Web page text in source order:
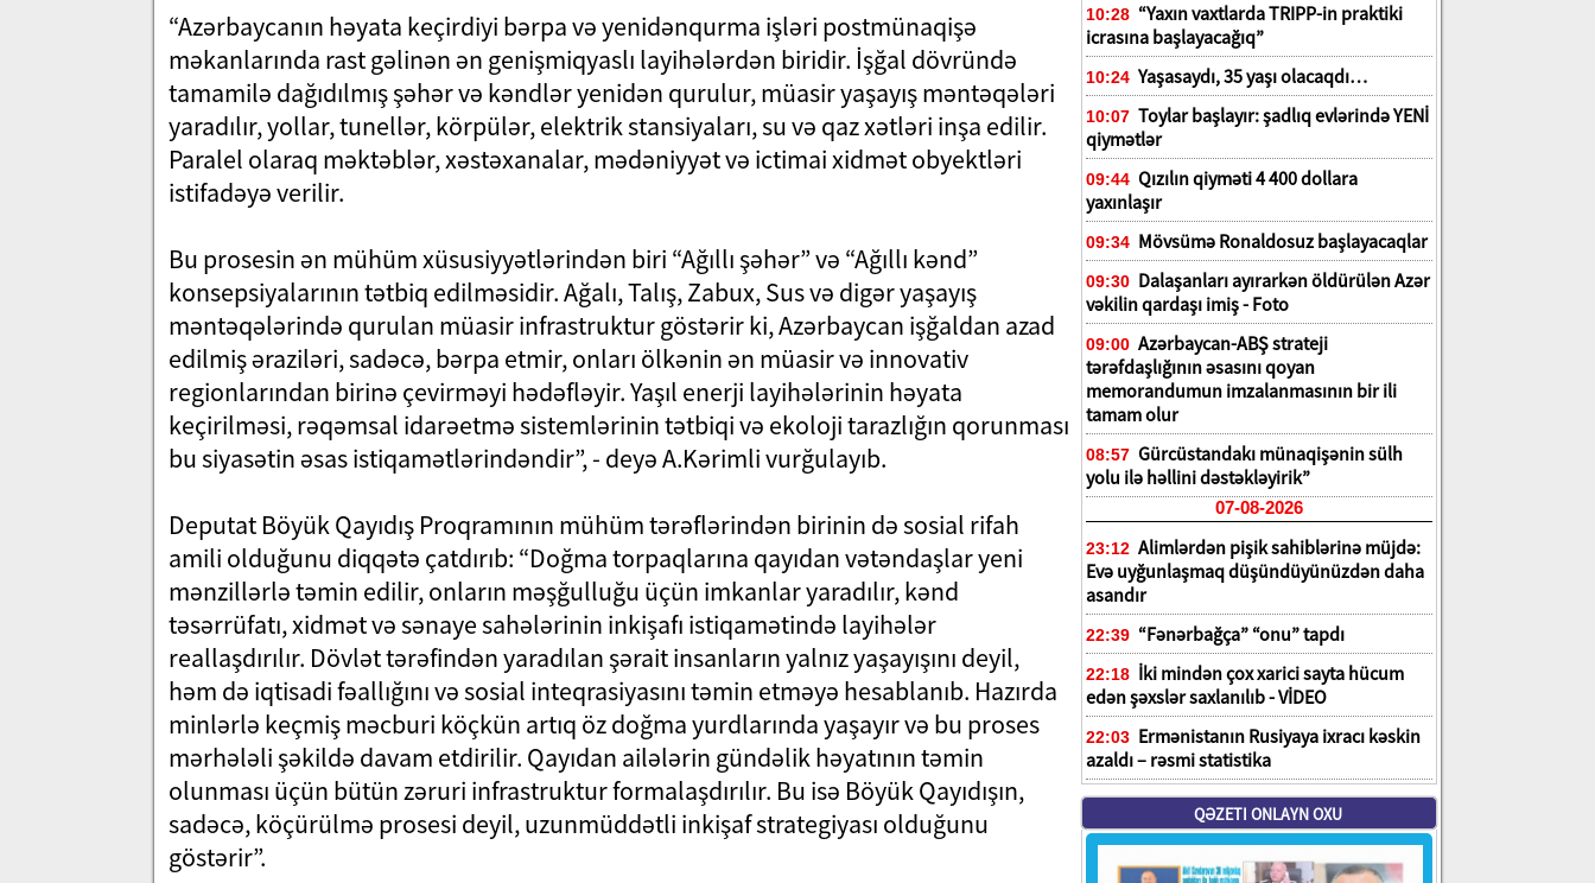
“Azərbaycanın həyata keçirdiyi bərpa və yenidənqurma işləri postmünaqişə
məkanlarında rast gəlinən ən genişmiqyaslı layihələrdən biridir. İşğal dövründə
tamamilə dağıdılmış şəhər və kəndlər yenidən qurulur, müasir yaşayış məntəqələri
yaradılır, yollar, tunellər, körpülər, elektrik stansiyaları, su və qaz xətləri inşa edilir.
Paralel olaraq məktəblər, xəstəxanalar, mədəniyyət və ictimai xidmət obyektləri
istifadəyə verilir.
Bu prosesin ən mühüm xüsusiyyətlərindən biri “Ağıllı şəhər” və “Ağıllı kənd”
konsepsiyalarının tətbiq edilməsidir. Ağalı, Talış, Zabux, Sus və digər yaşayış
məntəqələrində qurulan müasir infrastruktur göstərir ki, Azərbaycan işğaldan azad
edilmiş əraziləri, sadəcə, bərpa etmir, onları ölkənin ən müasir və innovativ
regionlarından birinə çevirməyi hədəfləyir. Yaşıl enerji layihələrinin həyata
keçirilməsi, rəqəmsal idarəetmə sistemlərinin tətbiqi və ekoloji tarazlığın qorunması
bu siyasətin əsas istiqamətlərindəndir”, - deyə A.Kərimli vurğulayıb.
Deputat Böyük Qayıdış Proqramının mühüm tərəflərindən birinin də sosial rifah
amili olduğunu diqqətə çatdırıb: “Doğma torpaqlarına qayıdan vətəndaşlar yeni
mənzillərlə təmin edilir, onların məşğulluğu üçün imkanlar yaradılır, kənd
təsərrüfatı, xidmət və sənaye sahələrinin inkişafı istiqamətində layihələr
reallaşdırılır. Dövlət tərəfindən yaradılan şərait insanların yalnız yaşayışını deyil,
həm də iqtisadi fəallığını və sosial inteqrasiyasını təmin etməyə hesablanıb. Hazırda
minlərlə keçmiş məcburi köçkün artıq öz doğma yurdlarında yaşayır və bu proses
mərhələli şəkildə davam etdirilir. Qayıdan ailələrin gündəlik həyatının təmin
olunması üçün bütün zəruri infrastruktur formalaşdırılır. Bu isə Böyük Qayıdışın,
sadəcə, köçürülmə prosesi deyil, uzunmüddətli inkişaf strategiyası olduğunu
göstərir”.
10:28 “Yaxın vaxtlarda TRIPP-in praktiki
icrasına başlayacağıq”
10:24 Yaşasaydı, 35 yaşı olacaqdı…
10:07 Toylar başlayır: şadlıq evlərində YENİ
qiymətlər
09:44 Qızılın qiyməti 4 400 dollara
yaxınlaşır
09:34 Mövsümə Ronaldosuz başlayacaqlar
09:30 Dalaşanları ayırarkən öldürülən Azər
vəkilin qardaşı imiş - Foto
09:00 Azərbaycan-ABŞ strateji
tərəfdaşlığının əsasını qoyan
memorandumun imzalanmasının bir ili
tamam olur
08:57 Gürcüstandakı münaqişənin sülh
yolu ilə həllini dəstəkləyirik”
07-08-2026
23:12 Alimlərdən pişik sahiblərinə müjdə:
Evə uyğunlaşmaq düşündüyünüzdən daha
asandır
22:39 “Fənərbağça” “onu” tapdı
22:18 İki mindən çox xarici sayta hücum
edən şəxslər saxlanılıb - VİDEO
22:03 Ermənistanın Rusiyaya ixracı kəskin
azaldı – rəsmi statistika
QƏZETI ONLAYN OXU